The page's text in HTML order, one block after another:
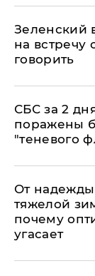
Зеленский
на встречу
говорить
СБС за 2
поражены
"теневого
От
тяжелой
почему
угасает